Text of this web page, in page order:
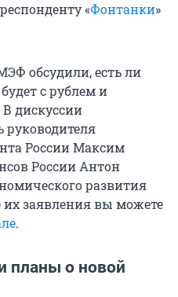
«Фонтанки»
обсудили, есть ли
с рублем и
дискуссии
руководителя
России Максим
России Антон
развития
заявления вы можете
.
планы о новой